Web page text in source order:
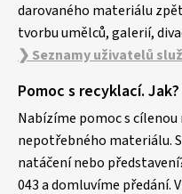
darovaného materiálu
tvorbu umělců, galerií,
❯ Seznamy uživatelů
Pomoc s recyklací. Jak?
Nabízíme pomoc s
nepotřebného materiálu.
natáčení nebo
043 a domluvíme předání.